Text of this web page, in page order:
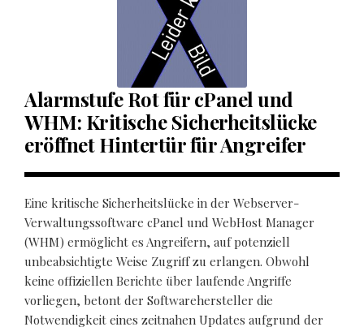
Alarmstufe Rot für cPanel und
WHM: Kritische Sicherheitslücke
eröffnet Hintertür für Angreifer
Eine kritische Sicherheitslücke in der Webserver-
Verwaltungssoftware cPanel und WebHost Manager
(WHM) ermöglicht es Angreifern, auf potenziell
unbeabsichtigte Weise Zugriff zu erlangen. Obwohl
keine offiziellen Berichte über laufende Angriffe
vorliegen, betont der Softwarehersteller die
Notwendigkeit eines zeitnahen Updates aufgrund der